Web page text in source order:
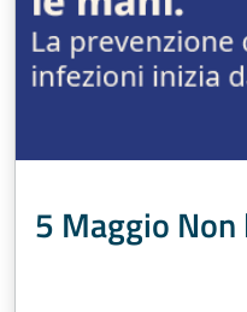
5 Maggio